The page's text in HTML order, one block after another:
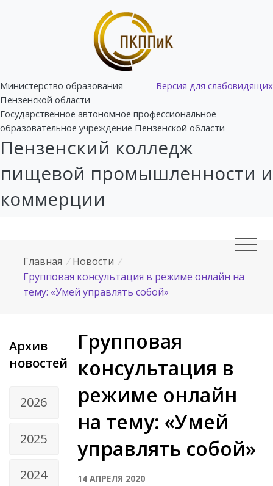
Версия для слабовидящих
Министерство образования
Пензенской области
Государственное автономное профессиональное
образовательное учреждение Пензенской области
Пензенский колледж
пищевой промышленности и
коммерции
Главная / Новости /
Групповая консультация в режиме онлайн на
тему: «Умей управлять собой»
Архив
новостей
2026
2025
2024
Групповая
консультация в
режиме онлайн
на тему: «Умей
управлять собой»
14 АПРЕЛЯ 2020